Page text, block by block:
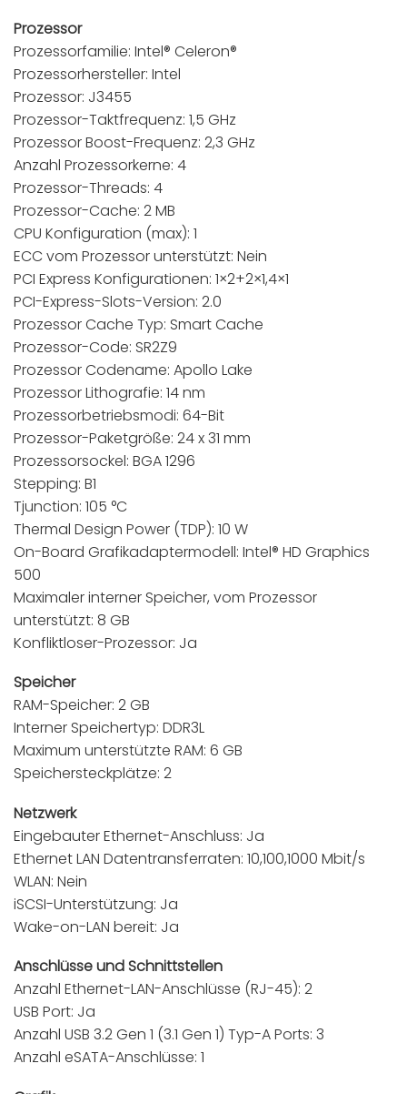
Prozessor
Prozessorfamilie: Intel® Celeron®
Prozessorhersteller: Intel
Prozessor: J3455
Prozessor-Taktfrequenz: 1,5 GHz
Prozessor Boost-Frequenz: 2,3 GHz
Anzahl Prozessorkerne: 4
Prozessor-Threads: 4
Prozessor-Cache: 2 MB
CPU Konfiguration (max): 1
ECC vom Prozessor unterstützt: Nein
PCI Express Konfigurationen: 1×2+2×1,4×1
PCI-Express-Slots-Version: 2.0
Prozessor Cache Typ: Smart Cache
Prozessor-Code: SR2Z9
Prozessor Codename: Apollo Lake
Prozessor Lithografie: 14 nm
Prozessorbetriebsmodi: 64-Bit
Prozessor-Paketgröße: 24 x 31 mm
Prozessorsockel: BGA 1296
Stepping: B1
Tjunction: 105 °C
Thermal Design Power (TDP): 10 W
On-Board Grafikadaptermodell: Intel® HD Graphics
500
Maximaler interner Speicher, vom Prozessor
unterstützt: 8 GB
Konfliktloser-Prozessor: Ja
Speicher
RAM-Speicher: 2 GB
Interner Speichertyp: DDR3L
Maximum unterstützte RAM: 6 GB
Speichersteckplätze: 2
Netzwerk
Eingebauter Ethernet-Anschluss: Ja
Ethernet LAN Datentransferraten: 10,100,1000 Mbit/s
WLAN: Nein
iSCSI-Unterstützung: Ja
Wake-on-LAN bereit: Ja
Anschlüsse und Schnittstellen
Anzahl Ethernet-LAN-Anschlüsse (RJ-45): 2
USB Port: Ja
Anzahl USB 3.2 Gen 1 (3.1 Gen 1) Typ-A Ports: 3
Anzahl eSATA-Anschlüsse: 1